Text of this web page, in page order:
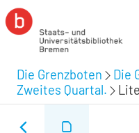
Die Grenzboten Die
Zweites Quartal.